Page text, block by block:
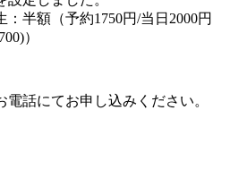
半額（予約1750円/当日2000円
)）
話にてお申し込みください。